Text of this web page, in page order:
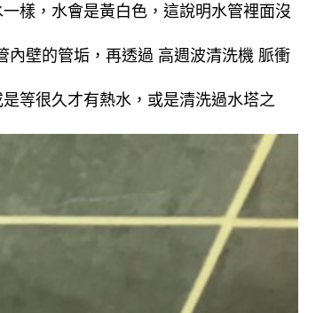
樣，水會是黃白色，這說明水管裡面沒
內壁的管垢，再透過 高週波清洗機 脈衝
等很久才有熱水，或是清洗過水塔之